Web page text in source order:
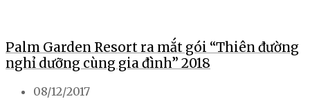
Palm Garden Resort ra mắt gói “Thiên đường
nghỉ dưỡng cùng gia đình” 2018
08/12/2017